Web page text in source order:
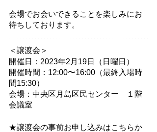
会場でお会いできることを楽しみにお
待ちしております。
＜譲渡会＞
開催日：2023年2月19日（日曜日）
開催時間：12:00〜16:00（最終入場時
間15:30）
会場：中央区月島区民センター　１階
会議室
★譲渡会の事前お申し込みはこちらか